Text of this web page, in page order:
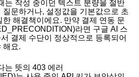
는 작성 중이던 텍스트 분량을 절반
질문하거나, 설정값을 기본값으로 초
해결책이에요. 만약 결제 연동 문
라면 구글 AI 스
결제 수단이 정상적으로 등록되어
해요.
는 뜻의 403 에러